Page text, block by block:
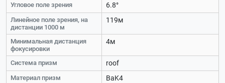
Угловое поле зрения 6.8°
Линейное поле зрения, на
дистанции 1000 м
119м
Минимальная дистанция
фокусировки
4м
Система призм roof
Материал призм BaK4